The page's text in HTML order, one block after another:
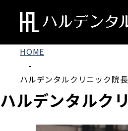
HOME
-
ハルデンタルクリニック院長
ハルデンタルク